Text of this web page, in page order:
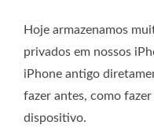
Hoje armazenamos
privados em nossos
iPhone antigo
fazer antes, como
dispositivo.